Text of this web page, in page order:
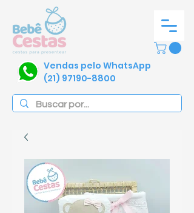
Vendas pelo WhatsApp
(21) 97190-8800